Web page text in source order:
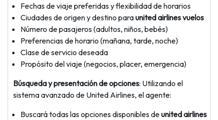
Fechas de viaje preferidas y flexibilidad de horarios
Ciudades de origen y destino paraunited airlines vuelos
Número de pasajeros (adultos, niños, bebés)
Preferencias de horario (mañana, tarde, noche)
Clase de servicio deseada
Propósito del viaje (negocios, placer, emergencia)
Búsqueda y presentación de opciones: Utilizando el
sistema avanzado de United Airlines, el agente:
Buscará todas las opciones disponibles deunited airlines